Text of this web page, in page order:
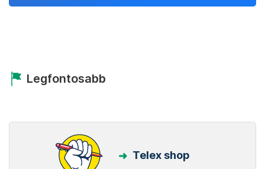
Legfontosabb
Telex shop